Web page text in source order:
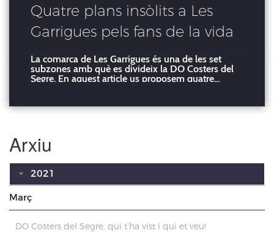
Quatre plans insòlits a Les
Garrigues pels fans de la vida
rural a la DO Costers del
Segre
La comarca de Les Garrigues és una de les set
subzones amb què es divideix la DO Costers del
Segre. En aquest article us proposem quatre
En cadascuna de les escapades hi ha un dels set
Arxiu
2021
Març
DO Costers del Segre, qui t’ha vist i qui et veu!